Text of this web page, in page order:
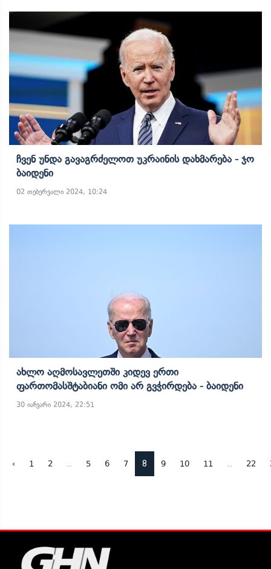
Ჩვენ Უნდა Გავაგრძელოთ Უკრაინის Დახმარება - Ჯო
Ბაიდენი
02 თებერვალი 2024, 10:24
Ახლო Აღმოსავლეთში Კიდევ Ერთი
Ფართომასშტაბიანი Ომი Არ Გვჭირდება - Ბაიდენი
30 იანვარი 2024, 22:51
‹ 1 2 5 6 7 8 9 10 11 22